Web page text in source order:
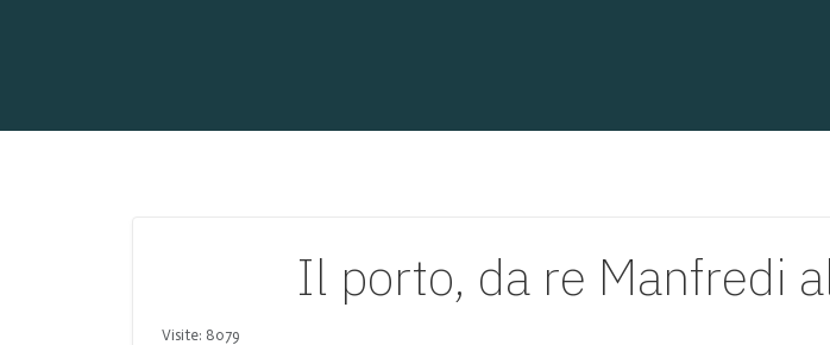
Il porto, da re Manfredi
Visite: 8079